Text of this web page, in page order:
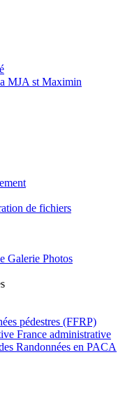
MJA st Maximin
de fichiers
Galerie Photos
pédestres (FFRP)
France administrative
Randonnées en PACA